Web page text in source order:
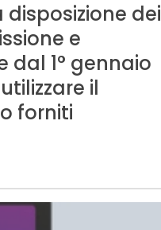
disposizione dei
e
dal 1° gennaio
il
forniti